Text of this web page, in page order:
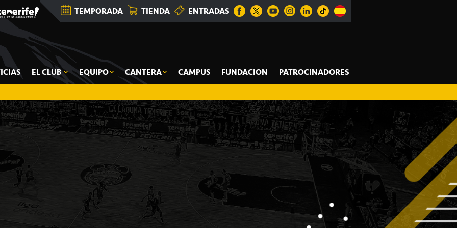
TEMPORADA TIENDA ENTRADAS
EL CLUB EQUIPO CANTERA CAMPUS FUNDACION PATROCINADORES